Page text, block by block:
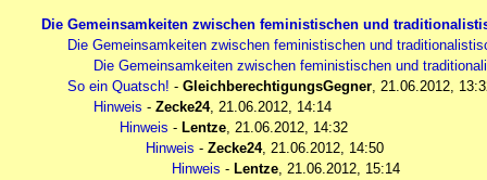
Die Gemeinsamkeiten zwischen feministischen und
Die Gemeinsamkeiten zwischen feministischen und
Die Gemeinsamkeiten zwischen feministischen und
So ein Quatsch! - GleichberechtigungsGegner, 21.06.2012,
Hinweis - Zecke24, 21.06.2012, 14:14
Hinweis - Lentze, 21.06.2012, 14:32
Hinweis - Zecke24, 21.06.2012, 14:50
Hinweis - Lentze, 21.06.2012, 15:14